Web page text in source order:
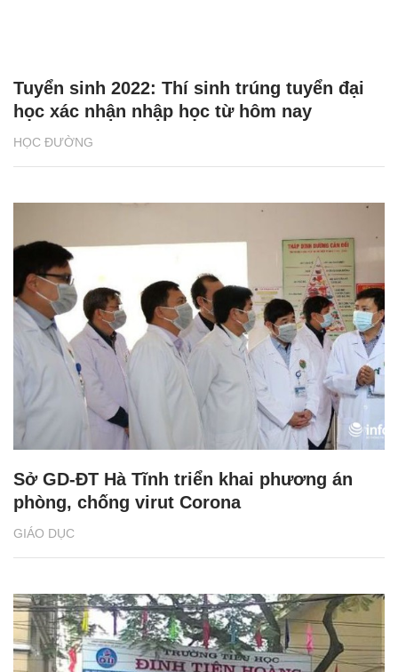
HỌC ĐƯỜNG
Tuyển sinh 2022: Thí sinh trúng tuyển đại
học xác nhận nhập học từ hôm nay
GIÁO DỤC
Sở GD-ĐT Hà Tĩnh triển khai phương án
phòng, chống virut Corona